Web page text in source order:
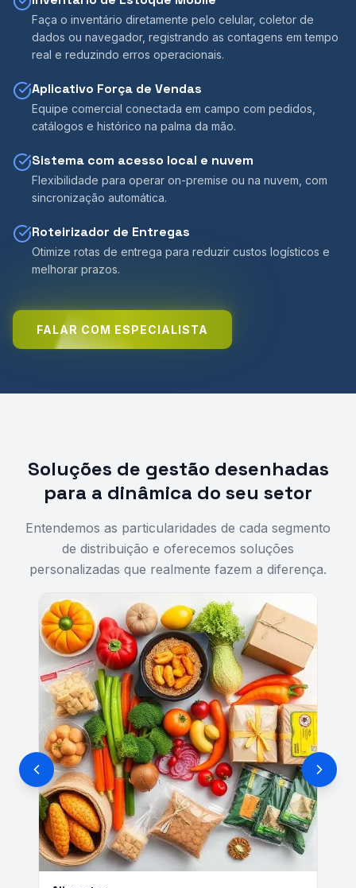
Faça o inventário diretamente pelo celular, coletor de
dados ou navegador, registrando as contagens em tempo
real e reduzindo erros operacionais.
Aplicativo Força de Vendas
Equipe comercial conectada em campo com pedidos,
catálogos e histórico na palma da mão.
Sistema com acesso local e nuvem
Flexibilidade para operar on-premise ou na nuvem, com
sincronização automática.
Roteirizador de Entregas
Otimize rotas de entrega para reduzir custos logísticos e
melhorar prazos.
FALAR COM ESPECIALISTA
Soluções de gestão desenhadas
para a dinâmica do seu setor
Entendemos as particularidades de cada segmento
de distribuição e oferecemos soluções
personalizadas que realmente fazem a diferença.